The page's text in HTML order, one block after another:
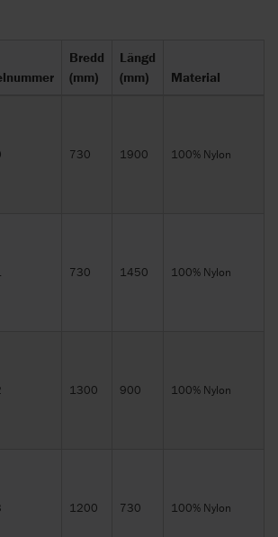
Bredd
(mm)
Längd
(mm)
Material
730 1900 100% Nylon
730 1450 100% Nylon
1300 900 100% Nylon
1200 730 100% Nylon